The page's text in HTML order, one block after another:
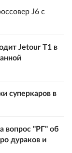
J6 с
Jetour T1 в
суперкаров в
вопрос "РГ" об
дураков и